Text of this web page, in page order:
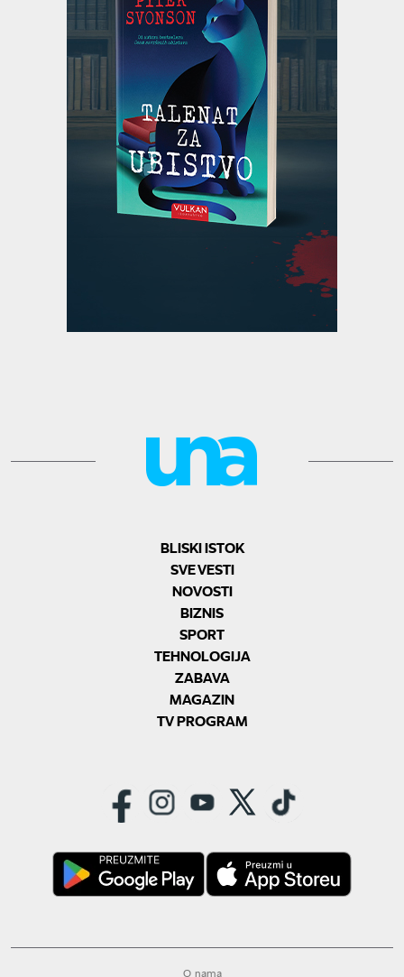
BLISKI ISTOK
SVE VESTI
NOVOSTI
BIZNIS
SPORT
TEHNOLOGIJA
ZABAVA
MAGAZIN
TV PROGRAM
O nama